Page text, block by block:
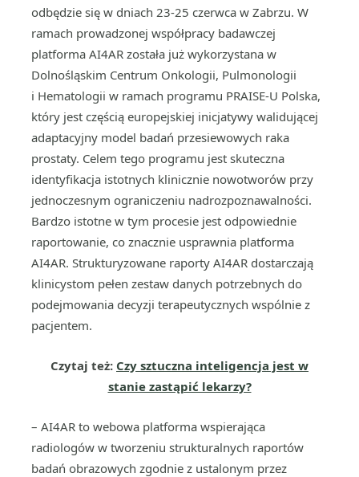
odbędzie się w dniach 23-25 czerwca w Zabrzu. W
ramach prowadzonej współpracy badawczej
platforma AI4AR została już wykorzystana w
Dolnośląskim Centrum Onkologii, Pulmonologii
i Hematologii w ramach programu PRAISE-U Polska,
który jest częścią europejskiej inicjatywy walidującej
adaptacyjny model badań przesiewowych raka
prostaty. Celem tego programu jest skuteczna
identyfikacja istotnych klinicznie nowotworów przy
jednoczesnym ograniczeniu nadrozpoznawalności.
Bardzo istotne w tym procesie jest odpowiednie
raportowanie, co znacznie usprawnia platforma
AI4AR. Strukturyzowane raporty AI4AR dostarczają
klinicystom pełen zestaw danych potrzebnych do
podejmowania decyzji terapeutycznych wspólnie z
pacjentem.
Czytaj też: Czy sztuczna inteligencja jest w
stanie zastąpić lekarzy?
– AI4AR to webowa platforma wspierająca
radiologów w tworzeniu strukturalnych raportów
badań obrazowych zgodnie z ustalonym przez